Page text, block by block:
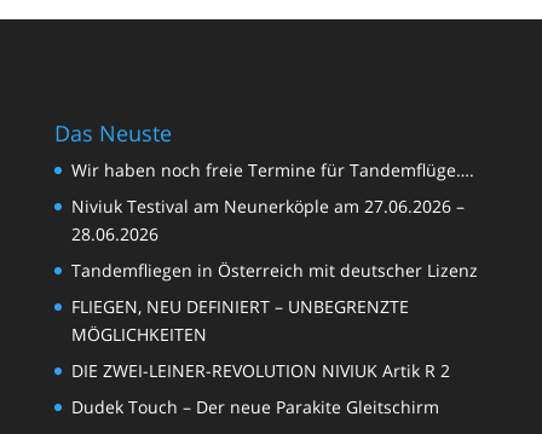
Das Neuste
Wir haben noch freie Termine für Tandemflüge….
Niviuk Testival am Neunerköple am 27.06.2026 –
28.06.2026
Tandemfliegen in Österreich mit deutscher Lizenz
FLIEGEN, NEU DEFINIERT – UNBEGRENZTE
MÖGLICHKEITEN
DIE ZWEI-LEINER-REVOLUTION NIVIUK Artik R 2
Dudek Touch – Der neue Parakite Gleitschirm